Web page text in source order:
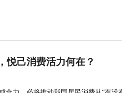
悦己消费活力何在？